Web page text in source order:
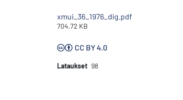
xmui_36_1976_dig.pdf
704.72 KB
CC BY 4.0
Lataukset 98